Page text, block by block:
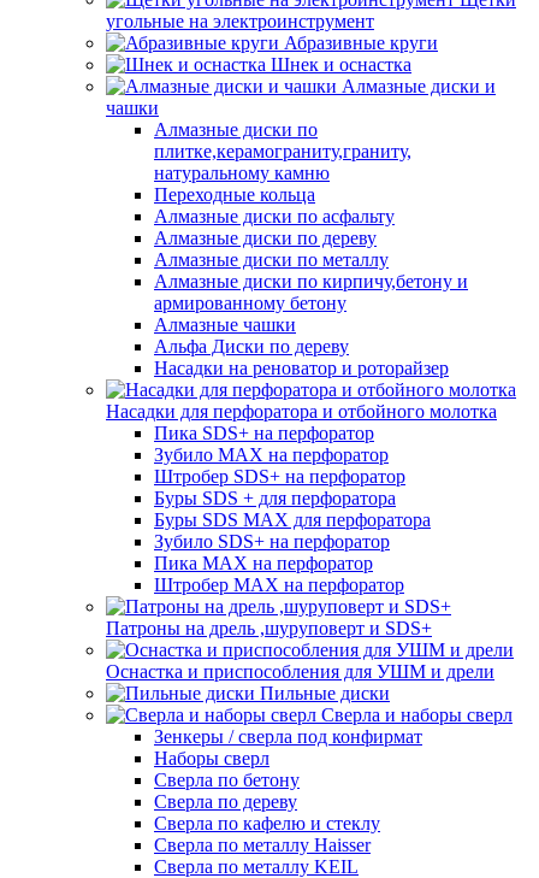
угольные на электроинструмент
Абразивные круги
Шнек и оснастка
Алмазные диски и
чашки
Алмазные диски по
плитке,керамограниту,граниту,
натуральному камню
Переходные кольца
Алмазные диски по асфальту
Алмазные диски по дереву
Алмазные диски по металлу
Алмазные диски по кирпичу,бетону и
армированному бетону
Алмазные чашки
Альфа Диски по дереву
Насадки на реноватор и роторайзер
Насадки для перфоратора и отбойного молотка
Пика SDS+ на перфоратор
Зубило MAX на перфоратор
Штробер SDS+ на перфоратор
Буры SDS + для перфоратора
Буры SDS MAX для перфоратора
Зубило SDS+ на перфоратор
Пика MAX на перфоратор
Штробер MAX на перфоратор
Патроны на дрель ,шуруповерт и SDS+
Оснастка и приспособления для УШМ и дрели
Пильные диски
Сверла и наборы сверл
Зенкеры / сверла под конфирмат
Наборы сверл
Сверла по бетону
Сверла по дереву
Сверла по кафелю и стеклу
Сверла по металлу Haisser
Сверла по металлу KEIL